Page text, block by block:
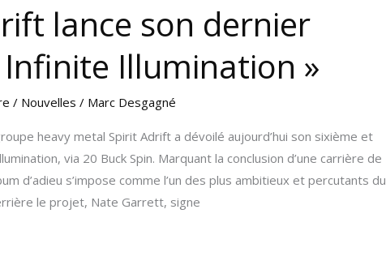
lance son dernier
Illumination »
/ Nouvelles / Marc Desgagné
heavy metal Spirit Adrift a dévoilé aujourd’hui son sixième et
via 20 Buck Spin. Marquant la conclusion d’une carrière de
d’adieu s’impose comme l’un des plus ambitieux et percutants du
le projet, Nate Garrett, signe